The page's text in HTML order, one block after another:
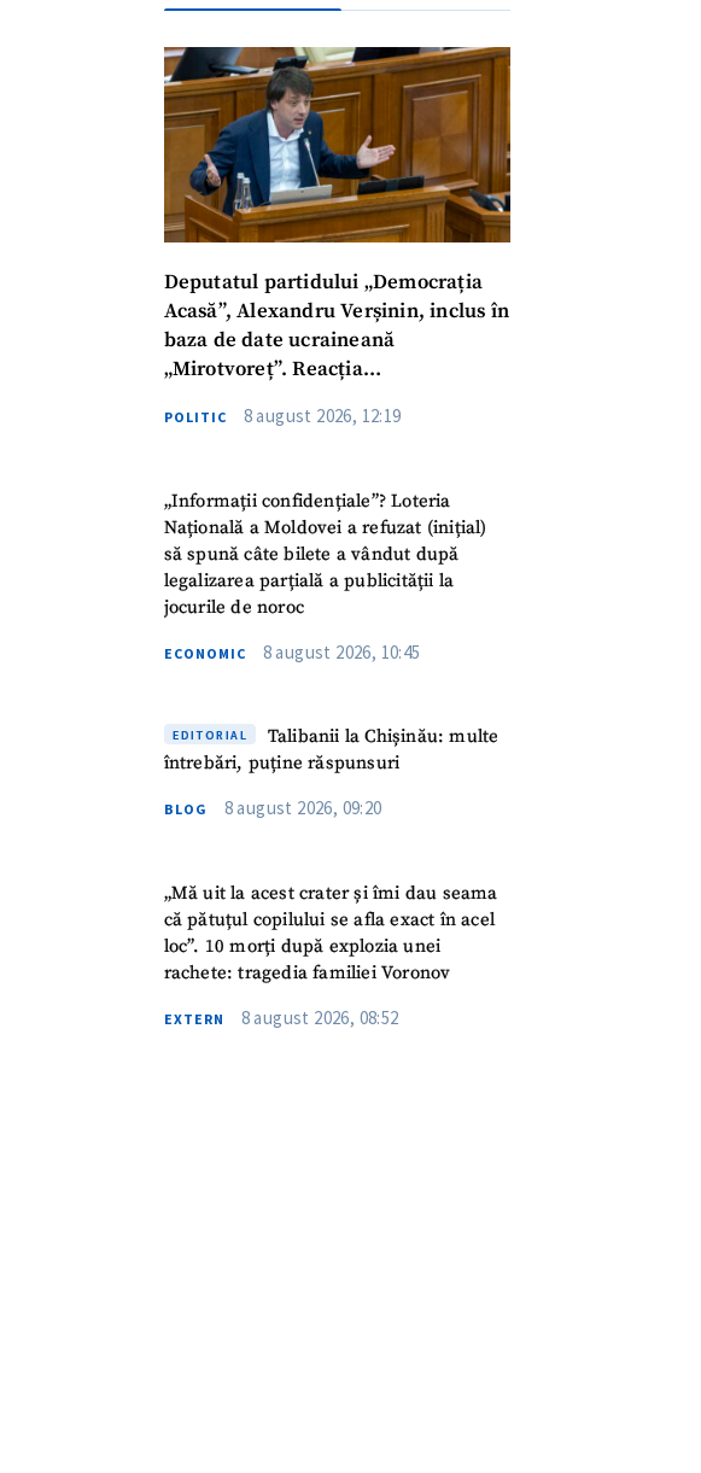
Deputatul partidului „Democrația
Acasă”, Alexandru Verșinin, inclus în
baza de date ucraineană
„Mirotvoreț”. Reacția
POLITIC 8 august 2026, 12:19
„Informații confidențiale”? Loteria
Națională a Moldovei a refuzat (inițial)
să spună câte bilete a vândut după
legalizarea parțială a publicității la
jocurile de noroc
ECONOMIC 8 august 2026, 10:45
EDITORIAL
Talibanii la Chișinău: multe
întrebări, puține răspunsuri
BLOG 8 august 2026, 09:20
„Mă uit la acest crater și îmi dau seama
că pătuțul copilului se afla exact în acel
loc”. 10 morți după explozia unei
rachete: tragedia familiei Voronov
EXTERN 8 august 2026, 08:52
Am citit și sunt de acord cupolitica de